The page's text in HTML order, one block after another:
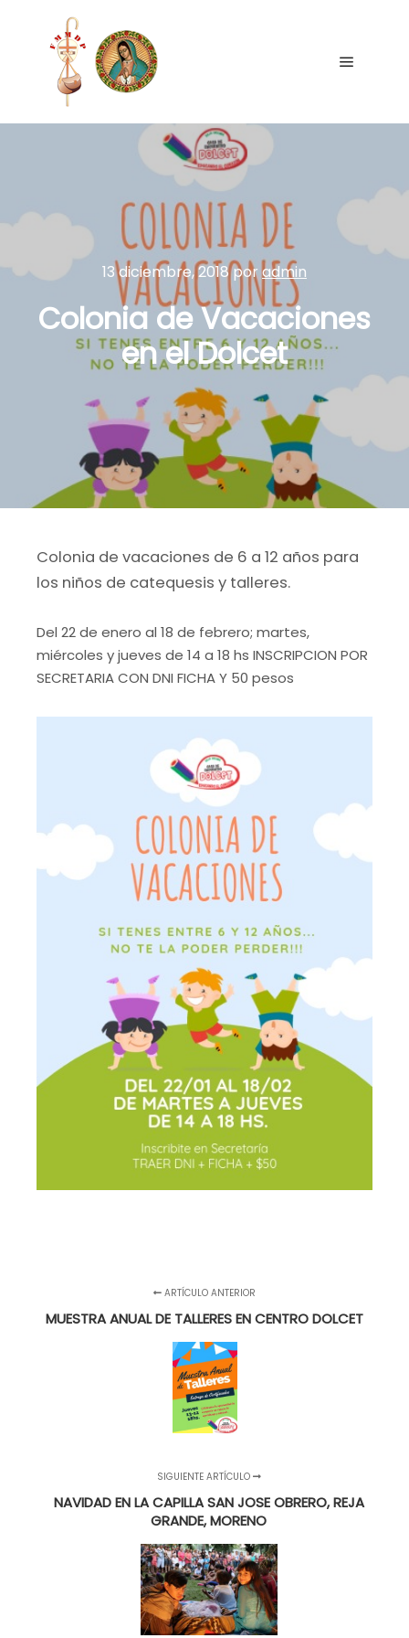
13 diciembre, 2018por admin
Colonia de Vacaciones
en el Dolcet
Colonia de vacaciones de 6 a 12 años para
los niños de catequesis y talleres.
Del 22 de enero al 18 de febrero; martes,
miércoles y jueves de 14 a 18 hs INSCRIPCION POR
SECRETARIA CON DNI FICHA Y 50 pesos
ARTÍCULO ANTERIOR
MUESTRA ANUAL DE TALLERES EN CENTRO DOLCET
SIGUIENTE ARTÍCULO
NAVIDAD EN LA CAPILLA SAN JOSE OBRERO, REJA
GRANDE, MORENO